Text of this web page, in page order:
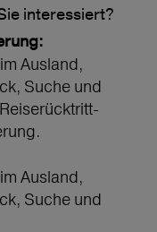
interessiert?
Ausland,
Suche und
Ausland,
Suche und